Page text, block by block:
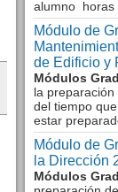
alumno horas
Módulo de
de Edificio y
Módulos
la
del tiempo
estar
Módulo de
la Dirección
Módulos